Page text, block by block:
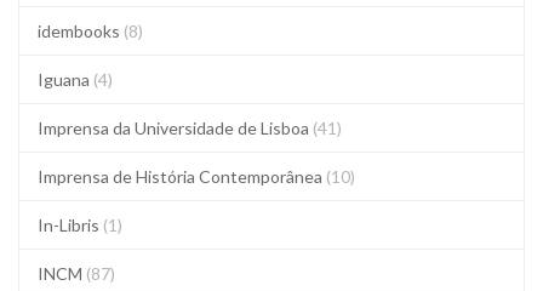
idembooks (8)
Iguana (4)
Imprensa da Universidade de Lisboa (41)
Imprensa de História Contemporânea (10)
In-Libris (1)
INCM (87)